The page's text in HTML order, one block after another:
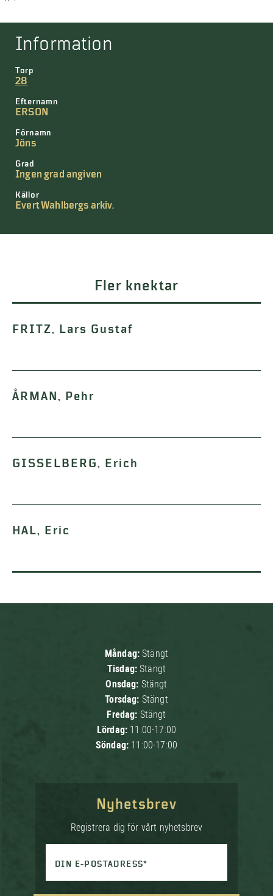
Information
Torp
28
Efternamn
ERSON
Förnamn
Jöns
Grad
Ingen grad angiven
Källor
Evert Wahlbergs arkiv.
Fler knektar
FRITZ, Lars Gustaf
ÅRMAN, Pehr
GISSELBERG, Erich
HAL, Eric
Måndag:Stängt
Tisdag:Stängt
Onsdag: Stängt
Torsdag: Stängt
Fredag: Stängt
Lördag: 11:00-17:00
Söndag: 11:00-17:00
Nyhetsbrev
Registrera dig för vårt nyhetsbrev
DIN E-POSTADRESS*